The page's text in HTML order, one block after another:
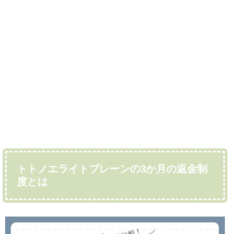
トトノエライトプレーンの3か月の返金制
度とは